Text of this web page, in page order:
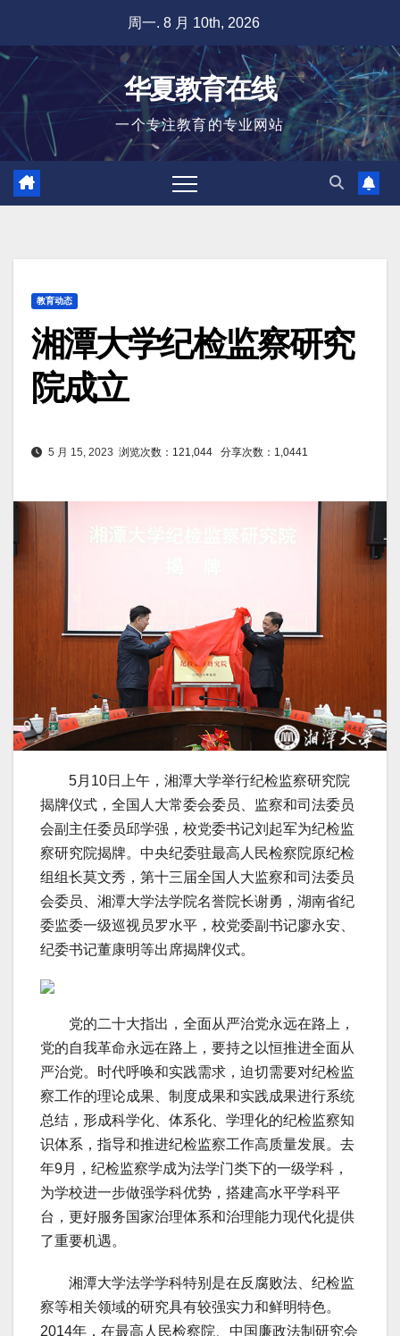
容
周一. 8 月 10th, 2026
华夏教育在线
一个专注教育的专业网站
教育动态
湘潭大学纪检监察研究
院成立
5 月 15, 2023 浏览次数：121,044 分享次数：1,0441
5月10日上午，湘潭大学举行纪检监察研究院
揭牌仪式，全国人大常委会委员、监察和司法委员
会副主任委员邱学强，校党委书记刘起军为纪检监
察研究院揭牌。中央纪委驻最高人民检察院原纪检
组组长莫文秀，第十三届全国人大监察和司法委员
会委员、湘潭大学法学院名誉院长谢勇，湖南省纪
委监委一级巡视员罗水平，校党委副书记廖永安、
纪委书记董康明等出席揭牌仪式。
党的二十大指出，全面从严治党永远在路上，
党的自我革命永远在路上，要持之以恒推进全面从
严治党。时代呼唤和实践需求，迫切需要对纪检监
察工作的理论成果、制度成果和实践成果进行系统
总结，形成科学化、体系化、学理化的纪检监察知
识体系，指导和推进纪检监察工作高质量发展。去
年9月，纪检监察学成为法学门类下的一级学科，
为学校进一步做强学科优势，搭建高水平学科平
台，更好服务国家治理体系和治理能力现代化提供
了重要机遇。
湘潭大学法学学科特别是在反腐败法、纪检监
察等相关领域的研究具有较强实力和鲜明特色。
2014年，在最高人民检察院、中国廉政法制研究会